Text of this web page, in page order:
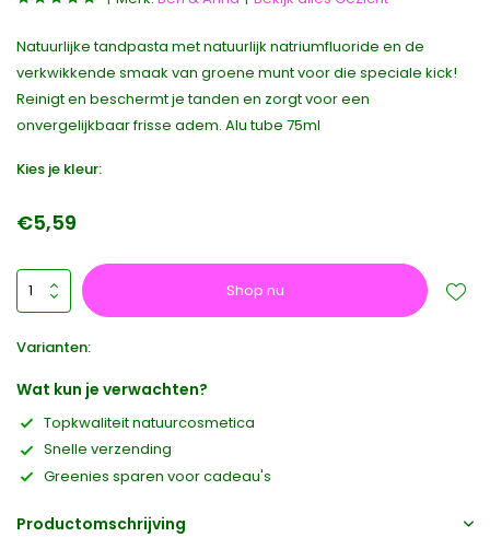
Natuurlijke tandpasta met natuurlijk natriumfluoride en de
verkwikkende smaak van groene munt voor die speciale kick!
Reinigt en beschermt je tanden en zorgt voor een
onvergelijkbaar frisse adem. Alu tube 75ml
Kies je kleur:
€5,59
Shop nu
Varianten:
Wat kun je verwachten?
Topkwaliteit natuurcosmetica
Snelle verzending
Greenies sparen voor cadeau's
Productomschrijving